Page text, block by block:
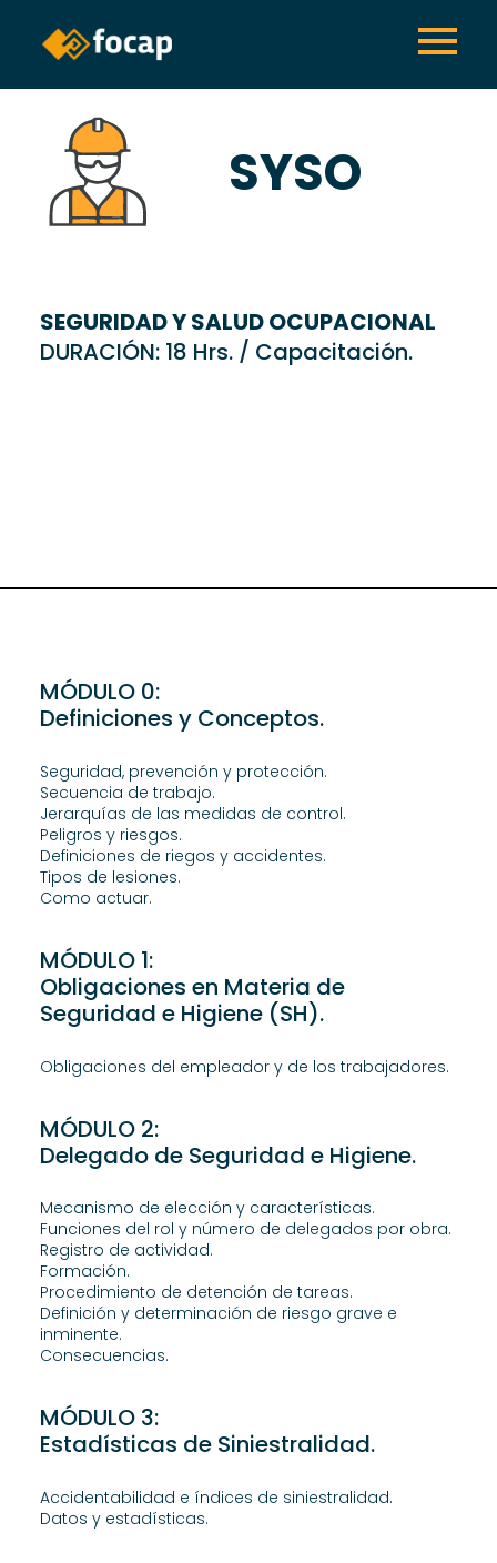
SYSO
SEGURIDAD Y SALUD OCUPACIONAL
DURACIÓN: 18 Hrs. / Capacitación.
MÓDULO 0:
Definiciones y Conceptos.
Seguridad, prevención y protección.
Secuencia de trabajo.
Jerarquías de las medidas de control.
Peligros y riesgos.
Definiciones de riegos y accidentes.
Tipos de lesiones.
Como actuar.
MÓDULO 1:
Obligaciones en Materia de
Seguridad e Higiene (SH).
Obligaciones del empleador y de los trabajadores.
MÓDULO 2:
Delegado de Seguridad e Higiene.
Mecanismo de elección y características.
Funciones del rol y número de delegados por obra.
Registro de actividad.
Formación.
Procedimiento de detención de tareas.
Definición y determinación de riesgo grave e
inminente.
Consecuencias.
MÓDULO 3:
Estadísticas de Siniestralidad.
Accidentabilidad e índices de siniestralidad.
Datos y estadísticas.